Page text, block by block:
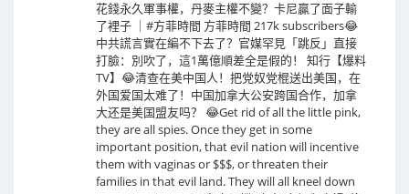
花錢永久軍事權，丹麥主權不變？卡尼贏了面子輸
了裡子 ｜#方菲時間 方菲時間 217k subscribers😂
中共謊言實在編不下去了？官媒罕見「跳反」直接
打臉：別吹了，這1萬億順差全是假的！ 知行【爆料
TV】😂清查在美中国人！把党奴党棍送出美国，在
外国爱国太难了！中国加拿大公安跨国合作，加拿
大还是美国盟友吗？ 😂Get rid of all the little pink,
they are all spies. Once they get in some
important position, that evil nation will incentive
them with vaginas or $$$, or threaten their
families in that evil land. They will all kneel down